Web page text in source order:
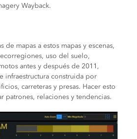
Wayback.
de mapas a estos mapas y escenas,
uso del suelo,
antes y después de 2011,
infraestructura construida por
carreteras y presas. Hacer esto
patrones, relaciones y tendencias.